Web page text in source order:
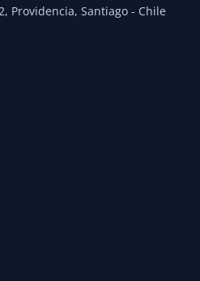
Providencia, Santiago - Chile